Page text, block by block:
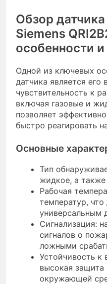
Обзор
Siemens
особенности
Одной из ключевых
датчика является его
чувствительность к
включая газовые и
позволяет
быстро реагировать
Основные
Тип
жидкое, а
Рабочая
температур, что
универсальным
Сигнализация:
сигналов о
ложными
Устойчивость к
высокая защита
окружающей